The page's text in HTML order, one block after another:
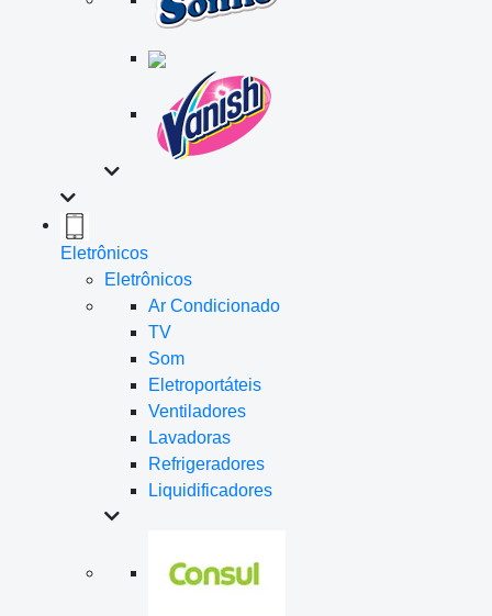
Eletrônicos
Eletrônicos
Ar Condicionado
TV
Som
Eletroportáteis
Ventiladores
Lavadoras
Refrigeradores
Liquidificadores